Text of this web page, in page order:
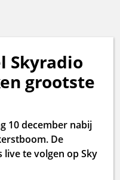
Skyradio
grootste
10 december nabij
De
te volgen op Sky